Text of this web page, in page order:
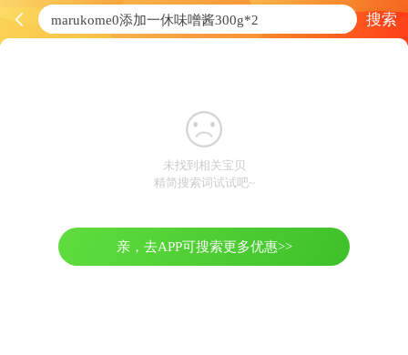
搜索
未找到相关宝贝
精简搜索词试试吧~
亲，去APP可搜索更多优惠>>